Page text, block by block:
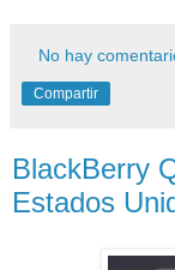
No hay
Compartir
BlackBerry
Estados